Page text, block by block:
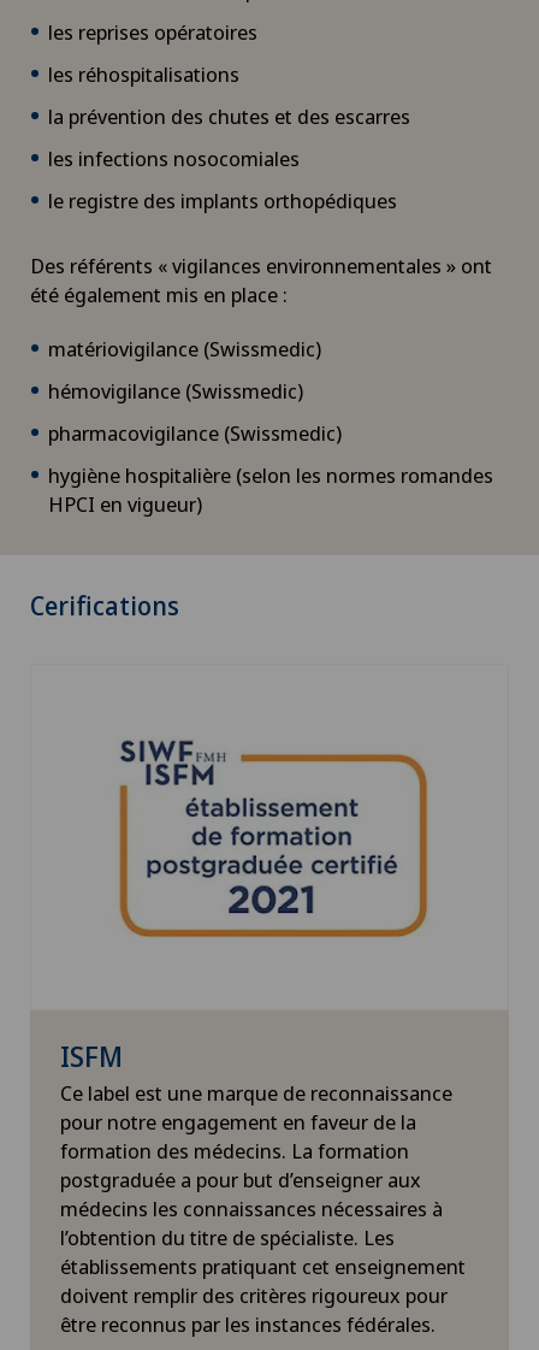
les reprises opératoires
les réhospitalisations
la prévention des chutes et des escarres
les infections nosocomiales
le registre des implants orthopédiques
Des référents « vigilances environnementales » ont
été également mis en place :
matériovigilance (Swissmedic)
hémovigilance (Swissmedic)
pharmacovigilance (Swissmedic)
hygiène hospitalière (selon les normes romandes
HPCI en vigueur)
Cerifications
ISFM
Ce label est une marque de reconnaissance
pour notre engagement en faveur de la
formation des médecins. La formation
postgraduée a pour but d’enseigner aux
médecins les connaissances nécessaires à
l’obtention du titre de spécialiste. Les
établissements pratiquant cet enseignement
doivent remplir des critères rigoureux pour
être reconnus par les instances fédérales.